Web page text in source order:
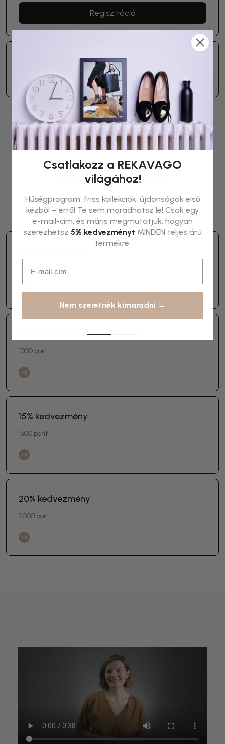
Regisztráció
Adj le rendelést
1 point minden elköltött HUF 100után
Kedvezmények
Váltsd be a pontjaidat az alábbi kedvezményekre
500 pont
10% kedvezmény
1000 pont
15% kedvezmény
1500 pont
20% kedvezmény
2000 pont
Csatlakozz a REKAVAGO
világához!
Hűségprogram, friss kollekciók, újdonságok első
kézből – erről Te sem maradhatsz le! Csak egy
e-mail-cím, és máris megmutatjuk, hogyan
szerezhetsz 5% kedvezményt MINDEN teljes árú
termékre:
Nem szeretnék kimaradni →